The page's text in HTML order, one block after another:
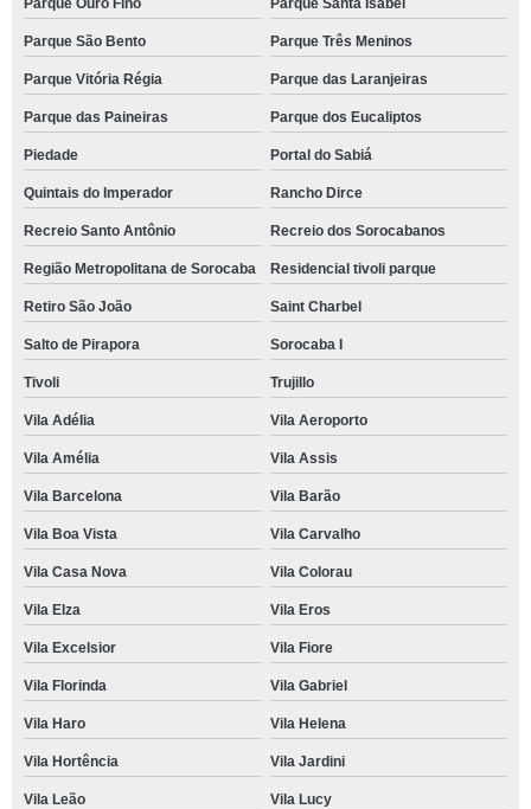
Parque Ouro Fino Parque Santa Isabel
Parque São Bento Parque Três Meninos
Parque Vitória Régia Parque das Laranjeiras
Parque das Paineiras Parque dos Eucaliptos
Piedade Portal do Sabiá
Quintais do Imperador Rancho Dirce
Recreio Santo Antônio Recreio dos Sorocabanos
Região Metropolitana de Sorocaba Residencial tivoli parque
Retiro São João Saint Charbel
Salto de Pirapora Sorocaba I
Tivoli Trujillo
Vila Adélia Vila Aeroporto
Vila Amélia Vila Assis
Vila Barcelona Vila Barão
Vila Boa Vista Vila Carvalho
Vila Casa Nova Vila Colorau
Vila Elza Vila Eros
Vila Excelsior Vila Fiore
Vila Florinda Vila Gabriel
Vila Haro Vila Helena
Vila Hortência Vila Jardini
Vila Leão Vila Lucy